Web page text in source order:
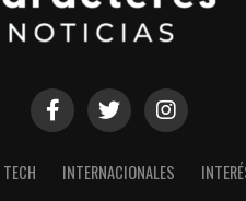
TECH INTERNACIONALES